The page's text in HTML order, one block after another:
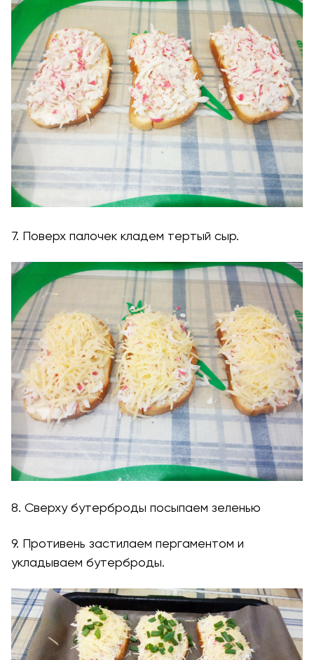
7. Поверх палочек кладем тертый сыр.
8. Сверху бутерброды посыпаем зеленью
9. Противень застилаем пергаментом и
укладываем бутерброды.